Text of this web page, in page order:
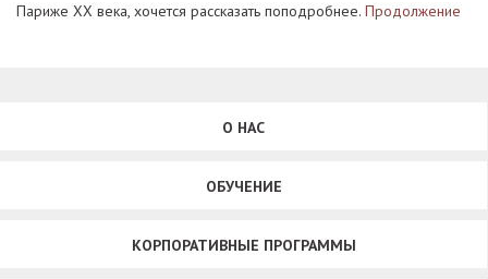
Париже XX века, хочется рассказать поподробнее. Продолжение
О НАС
ОБУЧЕНИЕ
КОРПОРАТИВНЫЕ ПРОГРАММЫ